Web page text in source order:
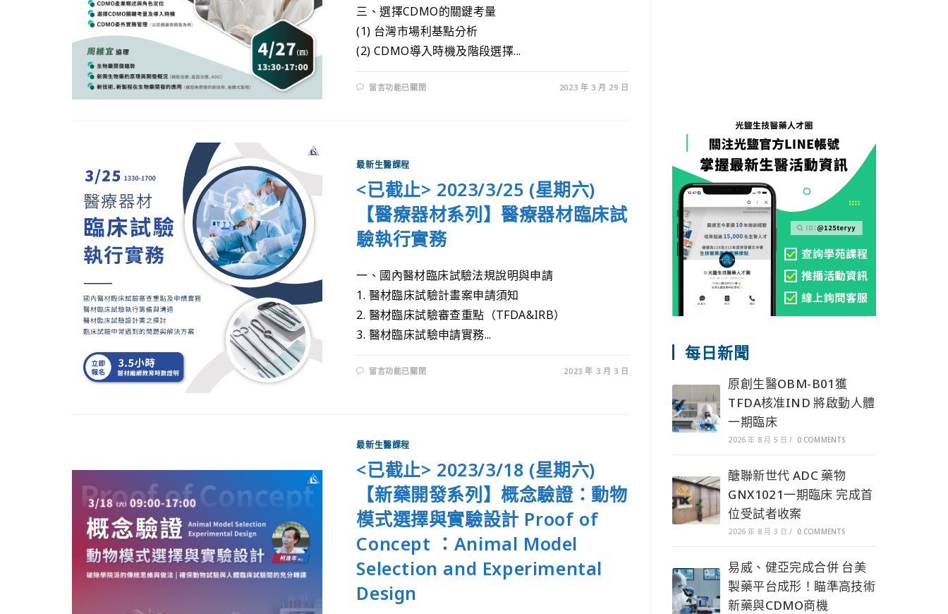
三、選擇CDMO的關鍵考量
(1) 台灣市場利基點分析
(2) CDMO導入時機及階段選擇...
留言功能已關閉 2023 年 3 月 29 日
最新生醫課程
<已截止> 2023/3/25 (星期六)
【醫療器材系列】醫療器材臨床試
驗執行實務
一、國內醫材臨床試驗法規說明與申請
1. 醫材臨床試驗計畫案申請須知
2. 醫材臨床試驗審查重點（TFDA&IRB）
3. 醫材臨床試驗申請實務...
留言功能已關閉 2023 年 3 月 3 日
最新生醫課程
<已截止> 2023/3/18 (星期六)
【新藥開發系列】概念驗證：動物
模式選擇與實驗設計 Proof of
Concept ：Animal Model
Selection and Experimental
Design
每日新聞
原創生醫OBM-B01獲
TFDA核准IND 將啟動人體
一期臨床
2026 年 8 月 5 日 / 0 COMMENTS
醣聯新世代 ADC 藥物
GNX1021一期臨床 完成首
位受試者收案
2026 年 8 月 3 日 / 0 COMMENTS
易威、健亞完成合併 台美
製藥平台成形！瞄準高技術
新藥與CDMO商機